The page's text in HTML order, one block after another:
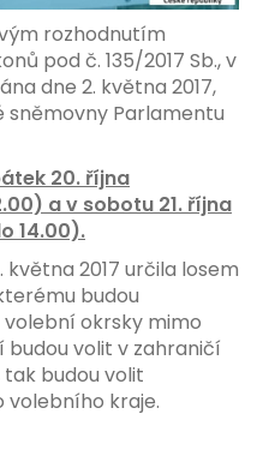
rozhodnutím
pod č. 135/2017 Sb., v
dne 2. května 2017,
sněmovny Parlamentu
20. října
a v sobotu 21. října
14.00).
2017 určila losem
budou
okrsky mimo
budou volit v zahraničí
budou volit
volebního kraje.